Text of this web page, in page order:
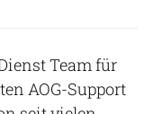
Team für
AOG-Support